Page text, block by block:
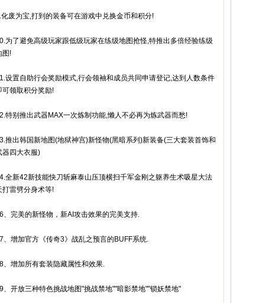
废为宝,打到的装备可在游戏中兑换金币和积分!
为了避免高级玩家跟低级玩家在练级地图抢怪,特推出多倍经验练级
图!
设置自助行会奖励模式,行会领袖和成员共同申请登记,达到人数条件
可领取积分奖励!
特别推出武器MAX一次炼制功能,懒人不必再为炼武器而愁!
推出韩国新地图(地狱神宫)新怪物(黑暗系列)新装备(三大套装首饰和
器四大衣服)
全新42新技能快刀斩麻泰山压顶横扫千军金刚之躯养生术吸星大法
打雷劈分身术等!
、完美的新怪物，新AI攻击效果的完美支持.
、增加官方《传奇3》战乱之预言的BUFF系统.
、增加所有套装隐藏属性和效果.
、开放三种特色挑战地图"挑战禁地""暗影禁地""锁妖禁地"